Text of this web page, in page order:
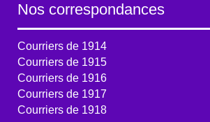
Nos correspondances
Courriers de 1914
Courriers de 1915
Courriers de 1916
Courriers de 1917
Courriers de 1918